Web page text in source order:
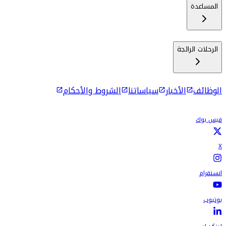
المساعدة
الرحلات الرائجة
الوظائف الأخبار سياساتنا الشروط والأحكام
فيس بوك
X
انستقرام
يوتيوب